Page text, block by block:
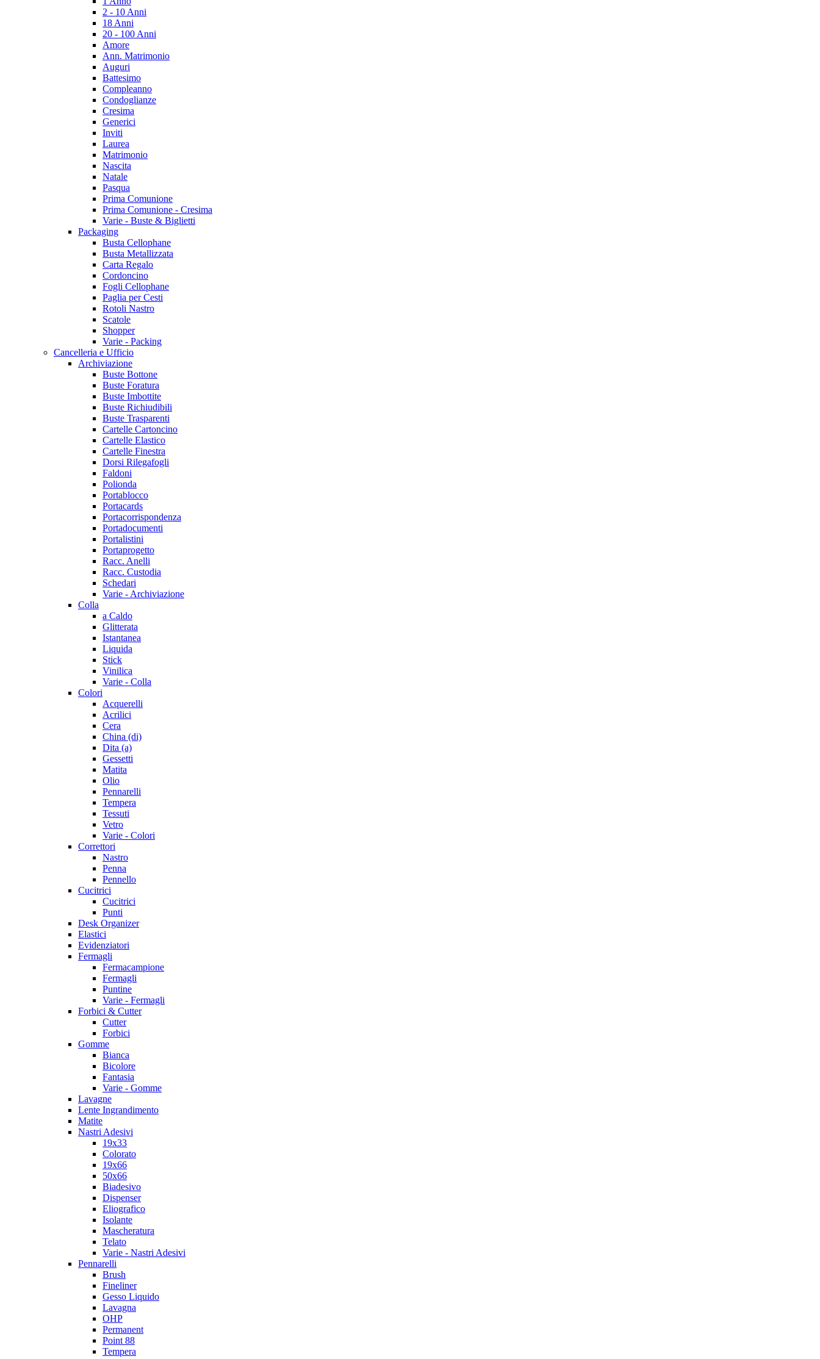
2 - 10 Anni
18 Anni
20 - 100 Anni
Amore
Ann. Matrimonio
Auguri
Battesimo
Compleanno
Condoglianze
Cresima
Generici
Inviti
Laurea
Matrimonio
Nascita
Natale
Pasqua
Prima Comunione
Prima Comunione - Cresima
Varie - Buste & Biglietti
Packaging
Busta Cellophane
Busta Metallizzata
Carta Regalo
Cordoncino
Fogli Cellophane
Paglia per Cesti
Rotoli Nastro
Scatole
Shopper
Varie - Packing
Cancelleria e Ufficio
Archiviazione
Buste Bottone
Buste Foratura
Buste Imbottite
Buste Richiudibili
Buste Trasparenti
Cartelle Cartoncino
Cartelle Elastico
Cartelle Finestra
Dorsi Rilegafogli
Faldoni
Polionda
Portablocco
Portacards
Portacorrispondenza
Portadocumenti
Portalistini
Portaprogetto
Racc. Anelli
Racc. Custodia
Schedari
Varie - Archiviazione
Colla
a Caldo
Glitterata
Istantanea
Liquida
Stick
Vinilica
Varie - Colla
Colori
Acquerelli
Acrilici
Cera
China (di)
Dita (a)
Gessetti
Matita
Olio
Pennarelli
Tempera
Tessuti
Vetro
Varie - Colori
Correttori
Nastro
Penna
Pennello
Cucitrici
Cucitrici
Punti
Desk Organizer
Elastici
Evidenziatori
Fermagli
Fermacampione
Fermagli
Puntine
Varie - Fermagli
Forbici & Cutter
Cutter
Forbici
Gomme
Bianca
Bicolore
Fantasia
Varie - Gomme
Lavagne
Lente Ingrandimento
Matite
Nastri Adesivi
19x33
Colorato
19x66
50x66
Biadesivo
Dispenser
Eliografico
Isolante
Mascheratura
Telato
Varie - Nastri Adesivi
Pennarelli
Brush
Fineliner
Gesso Liquido
Lavagna
OHP
Permanent
Point 88
Tempera